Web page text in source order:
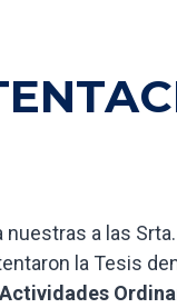
nuestras a las
la Tesis